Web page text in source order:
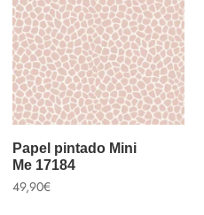
Papel pintado Mini
Me 17184
49,90€